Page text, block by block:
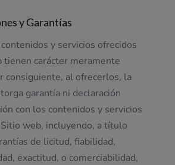
y Garantías
y servicios ofrecidos
carácter meramente
consiguiente, al ofrecerlos, la
garantía ni declaración
con los contenidos y servicios
web, incluyendo, a título
de licitud, fiabilidad,
exactitud, o comerciabilidad,